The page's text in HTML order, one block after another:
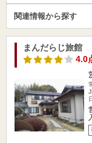
関連情報から探す
まんだらじ旅館
4.0